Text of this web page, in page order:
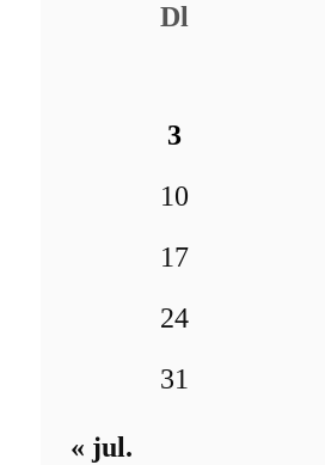
Dl
3
10
17
24
31
« jul.